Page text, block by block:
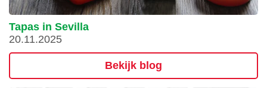
Tapas in Sevilla
20.11.2025
Bekijk blog